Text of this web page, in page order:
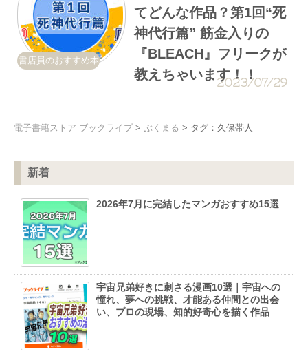
書店員のおすすめ本
てどんな作品？第1回“死
神代行篇” 筋金入りの
『BLEACH』フリークが
教えちゃいます！！
2023/07/29
電子書籍ストア ブックライブ > ぶくまる > タグ：久保帯人
新着
2026年7月に完結したマンガおすすめ15選
宇宙兄弟好きに刺さる漫画10選｜宇宙への
憧れ、夢への挑戦、才能ある仲間との出会
い、プロの現場、知的好奇心を描く作品